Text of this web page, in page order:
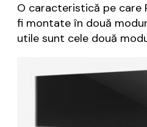
O caracteristică pe care
fi montate în două
utile sunt cele două